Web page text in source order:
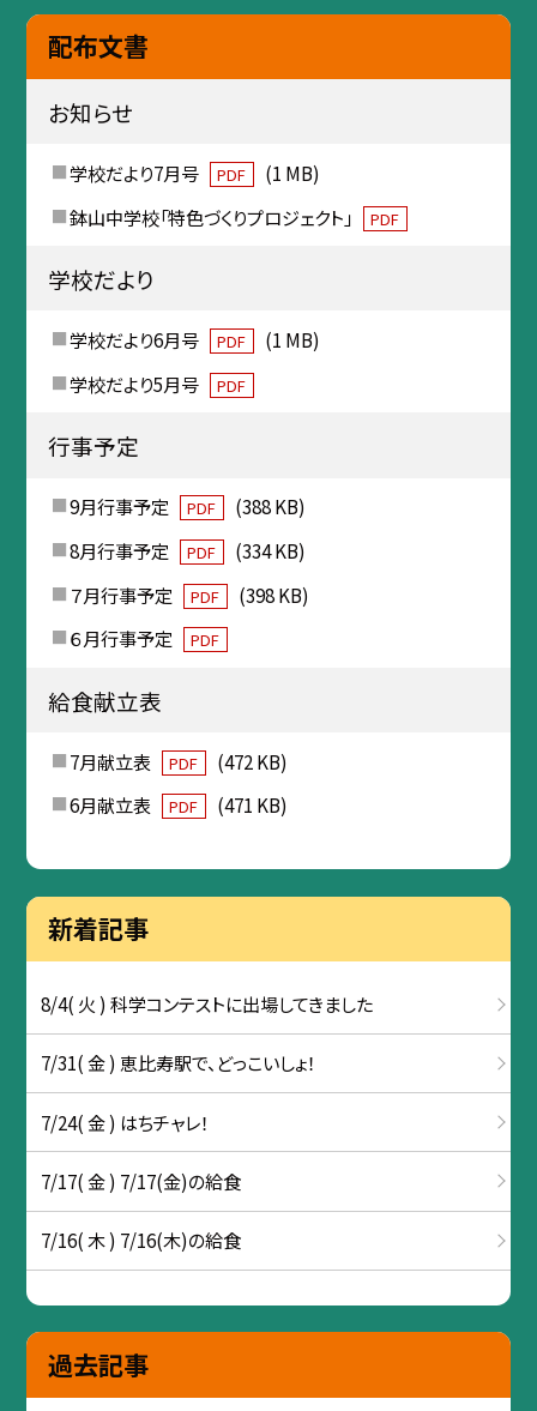
配布文書
お知らせ
学校だより7月号 PDF
(1 MB)
鉢山中学校「特色づくりプロジェクト」
PDF
学校だより
学校だより6月号 PDF
(1 MB)
学校だより5月号
PDF
行事予定
9月行事予定 PDF
(388 KB)
8月行事予定
PDF
(334 KB)
７月行事予定
PDF
(398 KB)
６月行事予定
PDF
給食献立表
7月献立表 PDF
(472 KB)
6月献立表
PDF (471 KB)
新着記事
8/4( 火 ) 科学コンテストに出場してきました
7/31( 金 ) 恵比寿駅で、どっこいしょ！
7/24( 金 ) はちチャレ！
7/17( 金 ) 7/17(金)の給食
7/16( 木 ) 7/16(木)の給食
過去記事